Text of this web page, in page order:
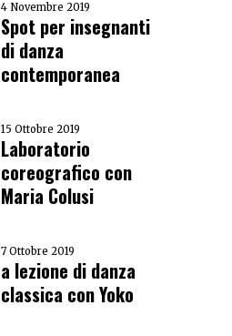
4 Novembre 2019
Spot per insegnanti
di danza
contemporanea
15 Ottobre 2019
Laboratorio
coreografico con
Maria Colusi
7 Ottobre 2019
a lezione di danza
classica con Yoko